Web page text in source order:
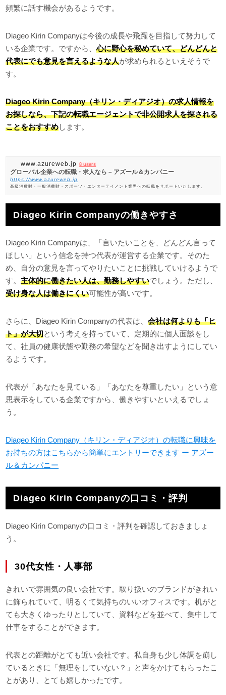
頻繁に話す機会があるようです。
Diageo Kirin Companyは今後の成長や飛躍を目指して努力して
いる企業です。ですから、心に野心を秘めていて、どんどんと
代表にでも意見を言えるような人が求められるといえそうで
す。
Diageo Kirin Company（キリン・ディアジオ）の求人情報を
お探しなら、下記の転職エージェントで非公開求人を探される
ことをおすすめします。
www.azureweb.jp 8 users
グローバル企業への転職・求人なら – アズール＆カンパニー
https://www.azureweb.jp
高級消費財・一般消費財・スポーツ・エンターテイメント業界への転職をサポートいたします。
Diageo Kirin Companyの働きやすさ
Diageo Kirin Companyは、「言いたいことを、どんどん言って
ほしい」という信念を持つ代表が運営する企業です。そのた
め、自分の意見を言ってやりたいことに挑戦していけるようで
す。主体的に働きたい人は、勤務しやすいでしょう。ただし、
受け身な人は働きにくい可能性が高いです。
さらに、Diageo Kirin Companyの代表は、会社は何よりも「ヒ
ト」が大切という考えを持っていて、定期的に個人面談をし
て、社員の健康状態や勤務の希望などを聞き出すようにしてい
るようです。
代表が「あなたを見ている」「あなたを尊重したい」という意
思表示をしている企業ですから、働きやすいといえるでしょ
う。
Diageo Kirin Company（キリン・ディアジオ）の転職に興味を
お持ちの方はこちらから簡単にエントリーできます ー アズー
ル＆カンパニー
Diageo Kirin Companyの口コミ・評判
Diageo Kirin Companyの口コミ・評判を確認しておきましょ
う。
30代女性・人事部
きれいで雰囲気の良い会社です。取り扱いのブランドがきれい
に飾られていて、明るくて気持ちのいいオフィスです。机がと
ても大きくゆったりとしていて、資料などを並べて、集中して
仕事をすることができます。
代表との距離がとても近い会社です。私自身も少し体調を崩し
ているときに「無理をしていない？」と声をかけてもらったこ
とがあり、とても嬉しかったです。